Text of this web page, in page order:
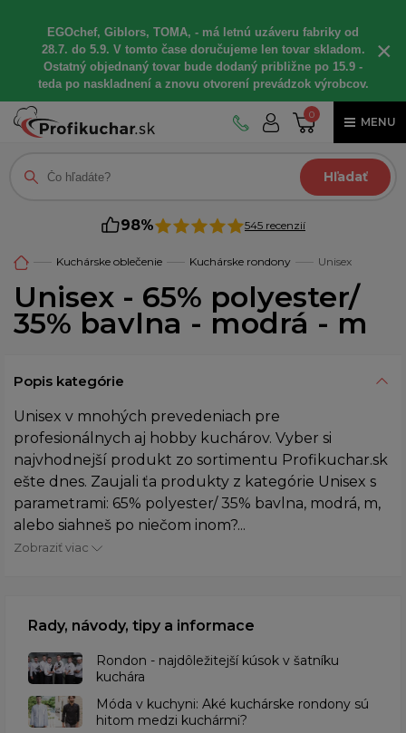
EGOchef, Giblors, TOMA, - má letnú uzáveru fabriky od
28.7. do 5.9. V tomto čase doručujeme len tovar skladom.
Ostatný objednaný tovar bude dodaný približne po 15.9 -
teda po naskladnení a znovu otvorení prevádzok výrobcov.
×
0
MENU
Hľadať
98% 545 recenzií
Kuchárske oblečenie Kuchárske rondony Unisex
Unisex - 65% polyester/
35% bavlna - modrá - m
Popis kategórie
Unisex v mnohých prevedeniach pre
profesionálnych aj hobby kuchárov. Vyber si
najvhodnejší produkt zo sortimentu Profikuchar.sk
ešte dnes. Zaujali ťa produkty z kategórie Unisex s
parametrami: 65% polyester/ 35% bavlna, modrá, m,
alebo siahneš po niečom inom?...
Zobraziť viac
Rady, návody, tipy a informace
Rondon - najdôležitejší kúsok v šatníku
kuchára
​Móda v kuchyni: Aké kuchárske rondony sú
hitom medzi kuchármi?